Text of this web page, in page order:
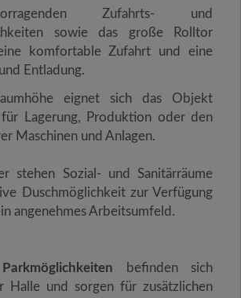
Zufahrts- und
sowie das große Rolltor
komfortable Zufahrt und eine
Entladung.
eignet sich das Objekt
für Lagerung, Produktion oder den
Maschinen und Anlagen.
stehen Sozial- und Sanitärräume
Duschmöglichkeit zur Verfügung
angenehmes Arbeitsumfeld.
Parkmöglichkeiten befinden sich
Halle und sorgen für zusätzlichen